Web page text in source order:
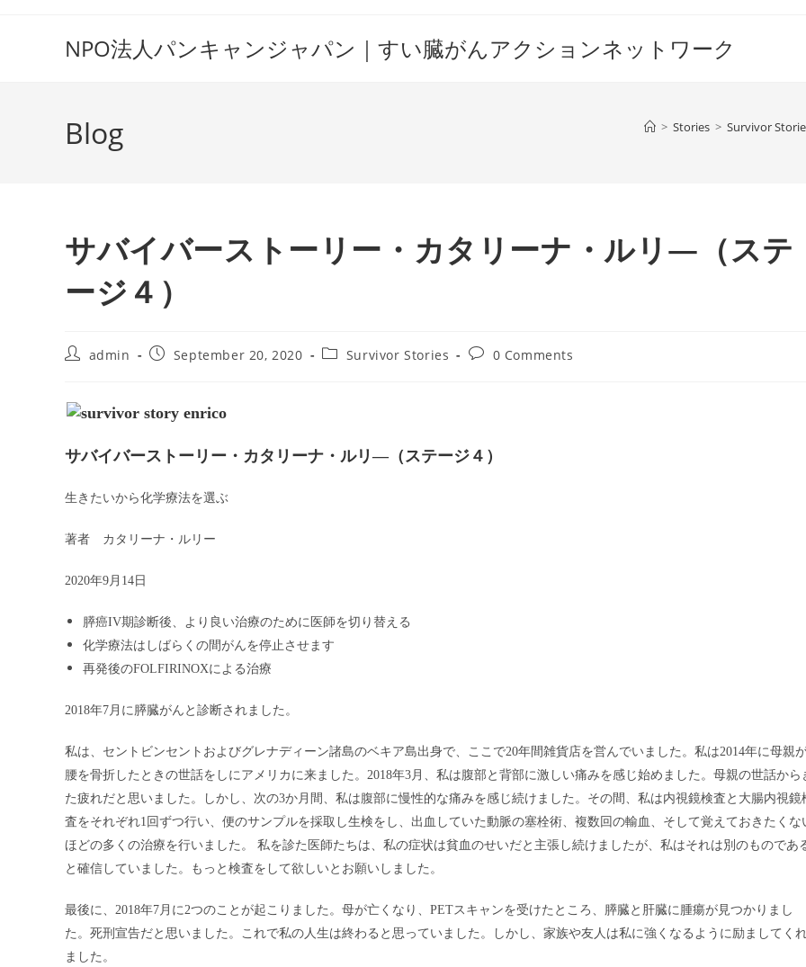
NPO法人パンキャンジャパン｜すい臓がんアクションネットワーク
Blog > Stories > Survivor
サバイバーストーリー・カタリーナ・ルリ―（ステ
ージ４）
Postadmin
PostSeptember 20, 2020
PostSurvivor Stories
Post0 Comments
サバイバーストーリー・カタリーナ・ルリ―（ステージ４）
生きたいから化学療法を選ぶ
著者 カタリーナ・ルリー
2020年9月14日
膵癌IV期診断後、より良い治療のために医師を切り替える
化学療法はしばらくの間がんを停止させます
再発後のFOLFIRINOXによる治療
2018年7月に膵臓がんと診断されました。
私は、セントビンセントおよびグレナディーン諸島のベキア島出身で、ここで20年間雑貨店を営んでいました。私は2014年に母親
腰を骨折したときの世話をしにアメリカに来ました。2018年3月、私は腹部と背部に激しい痛みを感じ始めました。母親の世話から
た疲れだと思いました。しかし、次の3か月間、私は腹部に慢性的な痛みを感じ続けました。その間、私は内視鏡検査と大腸内視鏡
査をそれぞれ1回ずつ行い、便のサンプルを採取し生検をし、出血していた動脈の塞栓術、複数回の輸血、そして覚えておきたくな
ほどの多くの治療を行いました。 私を診た医師たちは、私の症状は貧血のせいだと主張し続けましたが、私はそれは別のものであ
と確信していました。もっと検査をして欲しいとお願いしました。
最後に、2018年7月に2つのことが起こりました。母が亡くなり、PETスキャンを受けたところ、膵臓と肝臓に腫瘍が見つかりまし
た。死刑宣告だと思いました。これで私の人生は終わると思っていました。しかし、家族や友人は私に強くなるように励ましてく
ました。